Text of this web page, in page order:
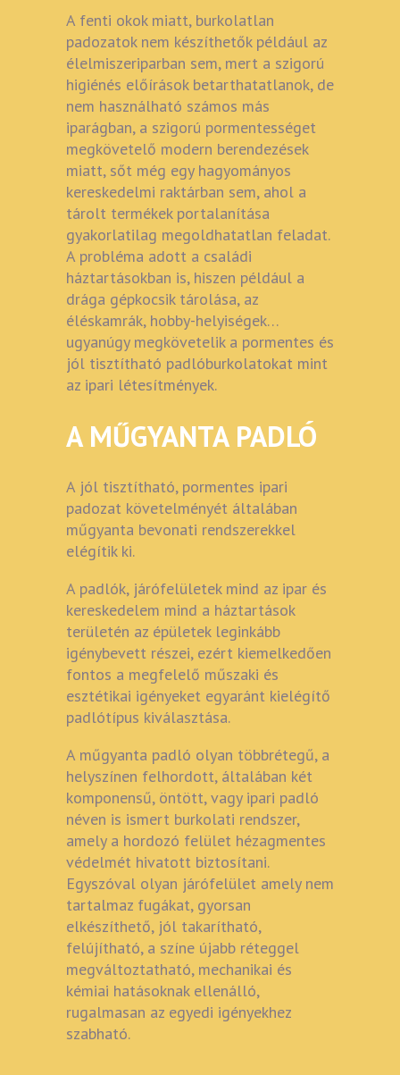
A fenti okok miatt, burkolatlan
padozatok nem készíthetők például az
élelmiszeriparban sem, mert a szigorú
higiénés előírások betarthatatlanok, de
nem használható számos más
iparágban, a szigorú pormentességet
megkövetelő modern berendezések
miatt, sőt még egy hagyományos
kereskedelmi raktárban sem, ahol a
tárolt termékek portalanítása
gyakorlatilag megoldhatatlan feladat.
A probléma adott a családi
háztartásokban is, hiszen például a
drága gépkocsik tárolása, az
éléskamrák, hobby-helyiségek…
ugyanúgy megkövetelik a pormentes és
jól tisztítható padlóburkolatokat mint
az ipari létesítmények.
A MŰGYANTA PADLÓ
A jól tisztítható, pormentes ipari
padozat követelményét általában
műgyanta bevonati rendszerekkel
elégítik ki.
A padlók, járófelületek mind az ipar és
kereskedelem mind a háztartások
területén az épületek leginkább
igénybevett részei, ezért kiemelkedően
fontos a megfelelő műszaki és
esztétikai igényeket egyaránt kielégítő
padlótípus kiválasztása.
A műgyanta padló olyan többrétegű, a
helyszínen felhordott, általában két
komponensű, öntött, vagy ipari padló
néven is ismert burkolati rendszer,
amely a hordozó felület hézagmentes
védelmét hivatott biztosítani.
Egyszóval olyan járófelület amely nem
tartalmaz fugákat, gyorsan
elkészíthető, jól takarítható,
felújítható, a színe újabb réteggel
megváltoztatható, mechanikai és
kémiai hatásoknak ellenálló,
rugalmasan az egyedi igényekhez
szabható.